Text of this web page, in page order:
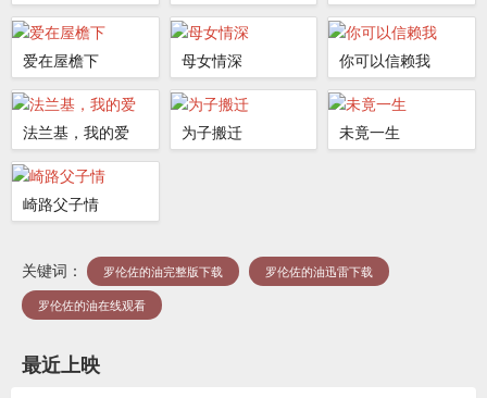
爱在屋檐下 母女情深 你可以信赖我
法兰基，我的爱 为子搬迁 未竟一生
崎路父子情
关键词： 罗伦佐的油完整版下载 罗伦佐的油迅雷下载
罗伦佐的油在线观看
最近上映